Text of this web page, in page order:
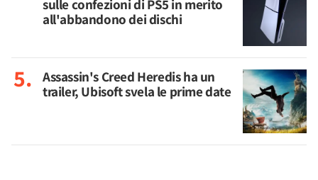
sulle confezioni di PS5 in merito
all'abbandono dei dischi
Assassin's Creed Heredis ha un
trailer, Ubisoft svela le prime date